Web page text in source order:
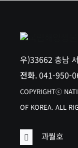
우)33662 충남
전화. 041-950-
COPYRIGHTⓒ
OF KOREA. ALL
과월호